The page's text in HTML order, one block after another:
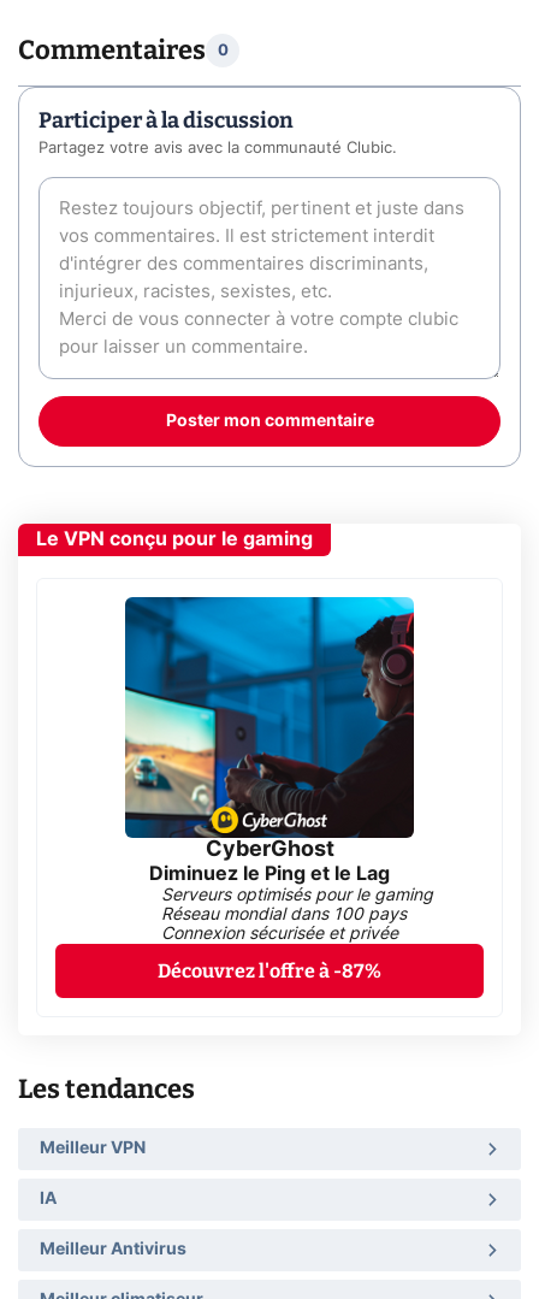
Commentaires 0
Participer à la discussion
Partagez votre avis avec la communauté Clubic.
Poster mon commentaire
Le VPN conçu pour le gaming
CyberGhost
Diminuez le Ping et le Lag
Serveurs optimisés pour le gaming
Réseau mondial dans 100 pays
Connexion sécurisée et privée
Découvrez l'offre à -87%
Les tendances
Meilleur VPN
IA
Meilleur Antivirus